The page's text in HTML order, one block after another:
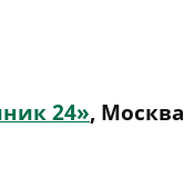
24», Москва